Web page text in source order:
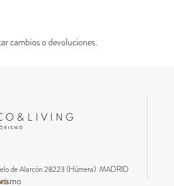
cambios o devoluciones.
de Alarcón 28223 (Húmera) MADRID